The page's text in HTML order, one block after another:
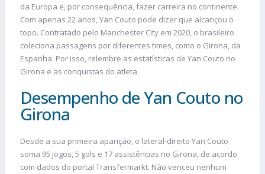
da Europa e, por consequência, fazer carreira no continente.
Com apenas 22 anos, Yan Couto pode dizer que alcançou o
topo. Contratado pelo Manchester City em 2020, o brasileiro
coleciona passagens por diferentes times, como o Girona, da
Espanha. Por isso, relembre as estatísticas de Yan Couto no
Girona e as conquistas do atleta.
Desempenho de Yan Couto no
Girona
Desde a sua primeira aparição, o lateral-direito Yan Couto
soma 95 jogos, 5 gols e 17 assistências no Girona, de acordo
com dados do portal Transfermarkt. Não venceu nenhum